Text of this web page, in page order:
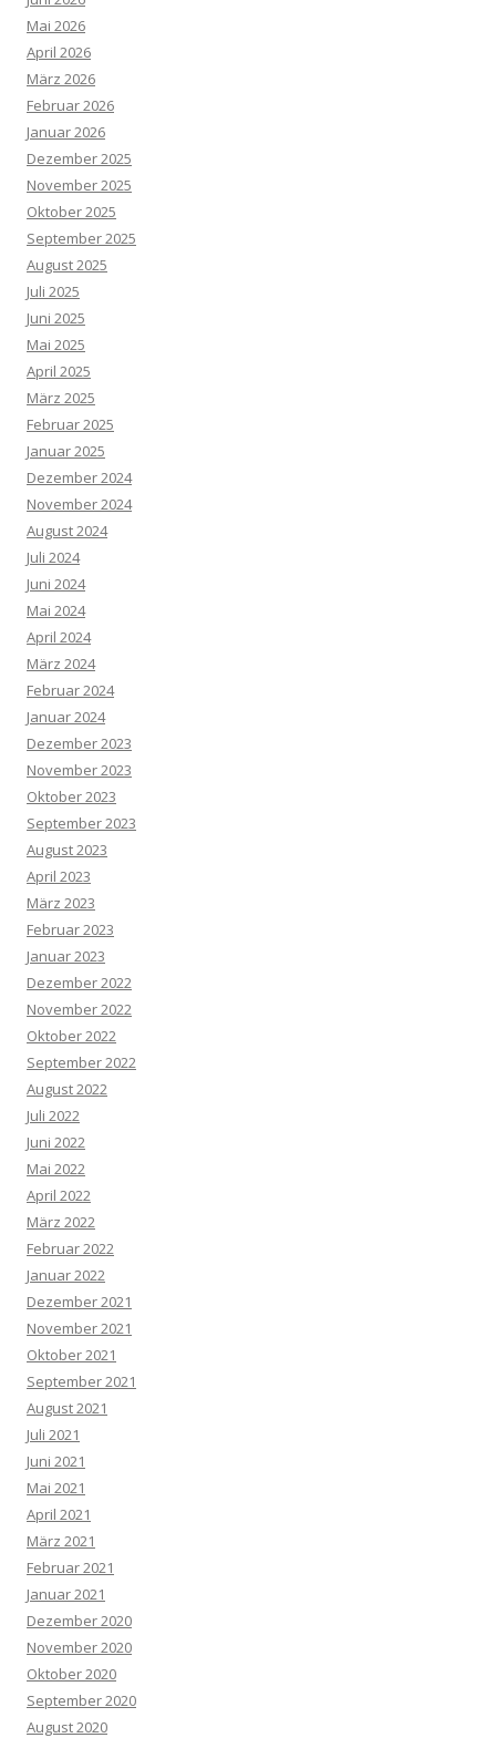
Mai 2026
April 2026
März 2026
Februar 2026
Januar 2026
Dezember 2025
November 2025
Oktober 2025
September 2025
August 2025
Juli 2025
Juni 2025
Mai 2025
April 2025
März 2025
Februar 2025
Januar 2025
Dezember 2024
November 2024
August 2024
Juli 2024
Juni 2024
Mai 2024
April 2024
März 2024
Februar 2024
Januar 2024
Dezember 2023
November 2023
Oktober 2023
September 2023
August 2023
April 2023
März 2023
Februar 2023
Januar 2023
Dezember 2022
November 2022
Oktober 2022
September 2022
August 2022
Juli 2022
Juni 2022
Mai 2022
April 2022
März 2022
Februar 2022
Januar 2022
Dezember 2021
November 2021
Oktober 2021
September 2021
August 2021
Juli 2021
Juni 2021
Mai 2021
April 2021
März 2021
Februar 2021
Januar 2021
Dezember 2020
November 2020
Oktober 2020
September 2020
August 2020